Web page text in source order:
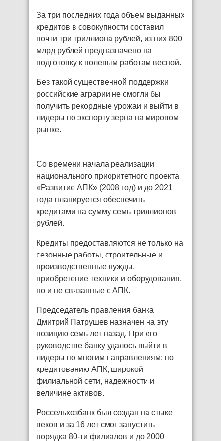
За три последних года объем выданных
кредитов в совокупности составил
почти три триллиона рублей, из них 800
млрд рублей предназначено на
подготовку к полевым работам весной.
Без такой существенной поддержки
российские аграрии не смогли бы
получить рекордные урожаи и выйти в
лидеры по экспорту зерна на мировом
рынке.
Со времени начала реализации
национального приоритетного проекта
«Развитие АПК» (2008 год) и до 2021
года планируется обеспечить
кредитами на сумму семь триллионов
рублей.
Кредиты предоставляются не только на
сезонные работы, строительные и
производственные нужды,
приобретение техники и оборудования,
но и не связанные с АПК.
Председатель правления банка
Дмитрий Патрушев назначен на эту
позицию семь лет назад. При его
руководстве банку удалось выйти в
лидеры по многим направлениям: по
кредитованию АПК, широкой
филиальной сети, надежности и
величине активов.
Россельхозбанк был создан на стыке
веков и за 16 лет смог запустить
порядка 80-ти филиалов и до 2000